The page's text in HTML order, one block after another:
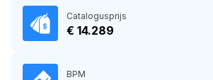
Catalogusprijs
€ 14.289
BPM